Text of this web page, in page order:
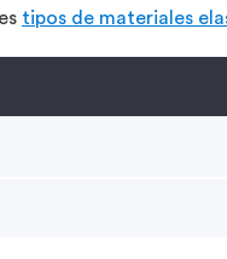
tipos de materiales